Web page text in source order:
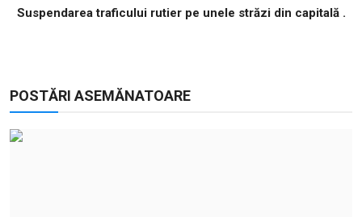
Suspendarea traficului rutier pe unele străzi din capitală .
POSTĂRI ASEMĂNATOARE